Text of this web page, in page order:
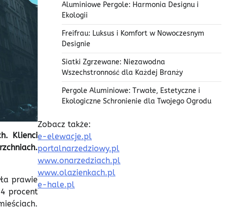
Klienci
prawie
procent
Aluminiowe Pergole: Harmonia Designu i
Ekologii
Freifrau: Luksus i Komfort w Nowoczesnym
Designie
Siatki Zgrzewane: Niezawodna
Wszechstronność dla Każdej Branży
Pergole Aluminiowe: Trwałe, Estetyczne i
Ekologiczne Schronienie dla Twojego Ogrodu
Zobacz także:
e-elewacje.pl
portalnarzedziowy.pl
www.onarzedziach.pl
www.olazienkach.pl
e-hale.pl